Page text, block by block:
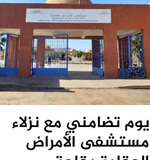
يوم تضامني مع نزلاء
مستشفى الأمراض